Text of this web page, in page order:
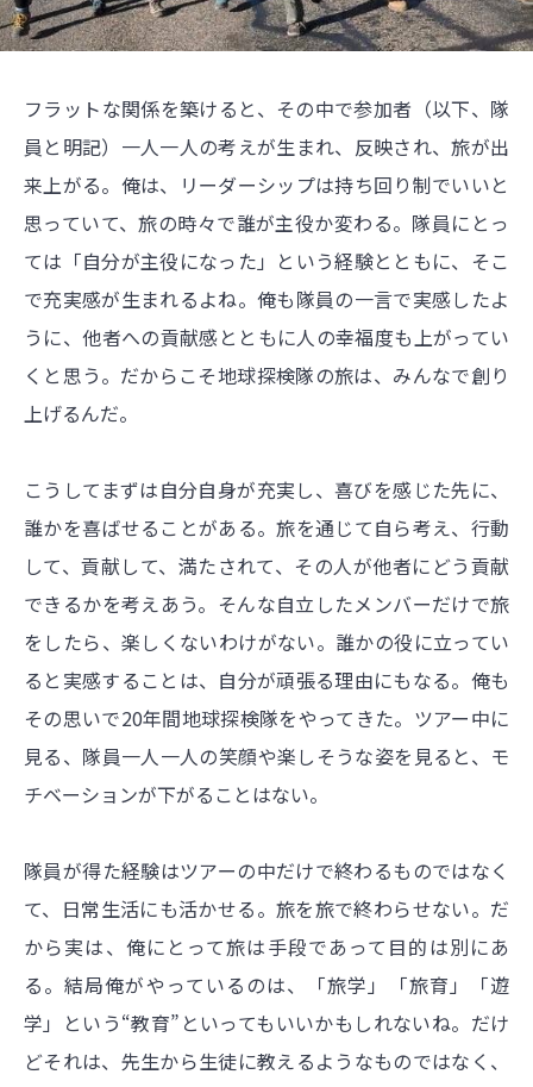
フラットな関係を築けると、その中で参加者（以下、隊
員と明記）一人一人の考えが生まれ、反映され、旅が出
来上がる。俺は、リーダーシップは持ち回り制でいいと
思っていて、旅の時々で誰が主役か変わる。隊員にとっ
ては「自分が主役になった」という経験とともに、そこ
で充実感が生まれるよね。俺も隊員の一言で実感したよ
うに、他者への貢献感とともに人の幸福度も上がってい
くと思う。だからこそ地球探検隊の旅は、みんなで創り
上げるんだ。
こうしてまずは自分自身が充実し、喜びを感じた先に、
誰かを喜ばせることがある。旅を通じて自ら考え、行動
して、貢献して、満たされて、その人が他者にどう貢献
できるかを考えあう。そんな自立したメンバーだけで旅
をしたら、楽しくないわけがない。誰かの役に立ってい
ると実感することは、自分が頑張る理由にもなる。俺も
その思いで20年間地球探検隊をやってきた。ツアー中に
見る、隊員一人一人の笑顔や楽しそうな姿を見ると、モ
チベーションが下がることはない。
隊員が得た経験はツアーの中だけで終わるものではなく
て、日常生活にも活かせる。旅を旅で終わらせない。だ
から実は、俺にとって旅は手段であって目的は別にあ
る。結局俺がやっているのは、「旅学」「旅育」「遊
学」という“教育”といってもいいかもしれないね。だけ
どそれは、先生から生徒に教えるようなものではなく、